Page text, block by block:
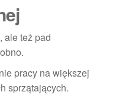
ale też pad
pracy na większej
sprzątających.